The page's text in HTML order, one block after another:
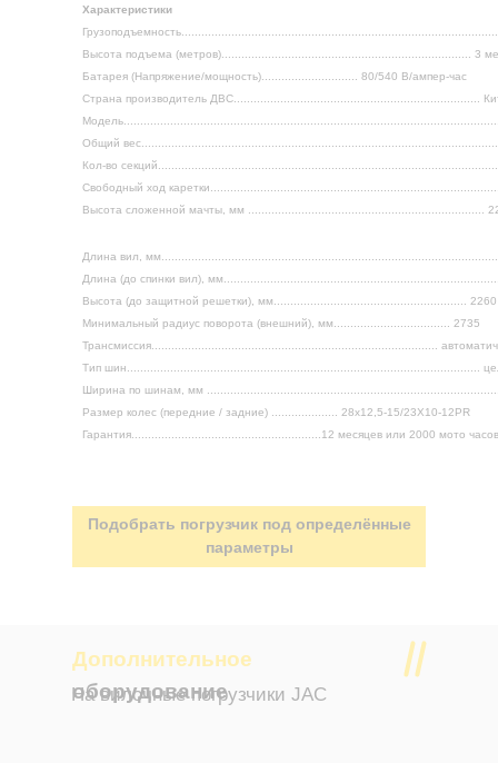
Доп. опции
Характеристики
Высота подъема (метров)........................................................................... 3
Батарея (Напряжение/мощность)............................. 80/540 В/ампер-час
Страна производитель ДВС..........................................................................
Общий
Кол-во
Свободный ход
Высота сложенной мачты, мм .......................................................................
Длина вил,
Длина (до спинки вил),
Высота (до защитной решетки), мм.......................................................... 2260
Минимальный радиус поворота (внешний), мм................................... 2735
Трансмиссия......................................................................................
Тип шин..........................................................................................................
Ширина по шинам, мм
Размер колес (передние / задние) .................... 28x12,5-15/23X10-12PR
Гарантия.........................................................12 месяцев или 2000 мото часов
Подобрать погрузчик под определённые
параметры
Дополнительное
оборудование
На вилочные погрузчики JAC